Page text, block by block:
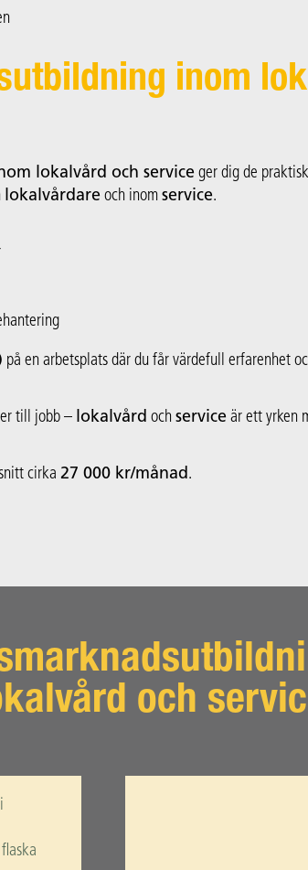
inom
lokalvård och service ger dig de
lokalvårdare och inom service.
på en arbetsplats där du får värdefull erfarenhet
till jobb – lokalvård och service är ett yrken
cirka 27 000 kr/månad.
och